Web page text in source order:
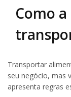
Como
Transportar
seu negócio, mas
apresenta regras